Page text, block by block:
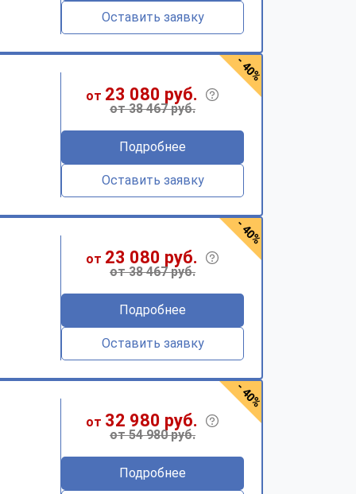
Оставить заявку
от 23 080 руб.
от 38 467 руб.
Подробнее
Оставить заявку
- 40%
от 23 080 руб.
от 38 467 руб.
Подробнее
Оставить заявку
- 40%
от 32 980 руб.
от 54 980 руб.
Подробнее
- 40%